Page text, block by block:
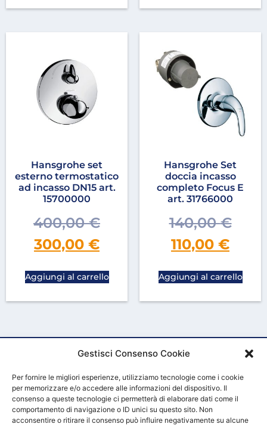
Gestisci Consenso Cookie
Per fornire le migliori esperienze, utilizziamo tecnologie come i cookie
per memorizzare e/o accedere alle informazioni del dispositivo. Il
consenso a queste tecnologie ci permetterà di elaborare dati come il
comportamento di navigazione o ID unici su questo sito. Non
acconsentire o ritirare il consenso può influire negativamente su alcune
Hansgrohe set
esterno termostatico
ad incasso DN15 art.
15700000
400,00€
300,00 €
Aggiungi al carrello
Hansgrohe Set
doccia incasso
completo Focus E
art. 31766000
140,00€
110,00 €
Aggiungi al carrello
HOME CHI SIAMO CONTATTACI CONDIZIONI GENERALI DI VENDITA